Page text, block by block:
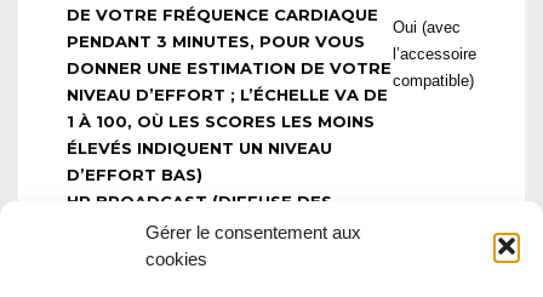
Gérer le consentement aux
cookies
DE VOTRE FRÉQUENCE CARDIAQUE
PENDANT 3 MINUTES, POUR VOUS
DONNER UNE ESTIMATION DE VOTRE
NIVEAU D’EFFORT ; L’ÉCHELLE VA DE
1 À 100, OÙ LES SCORES LES MOINS
ÉLEVÉS INDIQUENT UN NIVEAU
D’EFFORT BAS)
Oui (avec
l’accessoire
compatible)
HR BROADCAST (DIFFUSE DES
DONNÉES DE FRÉQUENCE
CARDIAQUE VIA LE RÉSEAU